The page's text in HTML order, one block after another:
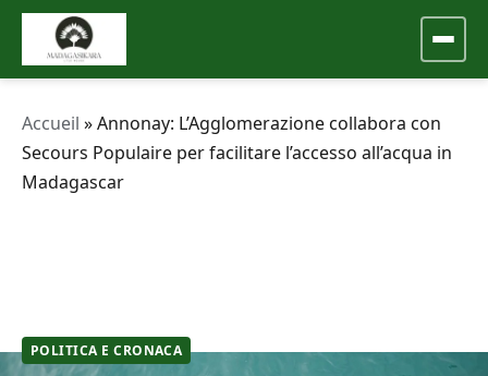
Accueil »Annonay: L’Agglomerazione collabora con
Secours Populaire per facilitare l’accesso all’acqua in
Madagascar
POLITICA E CRONACA